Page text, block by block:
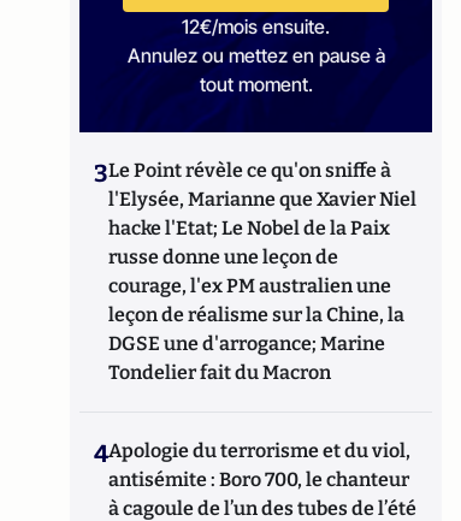
12€/mois ensuite.
Annulez ou mettez en pause à
tout moment.
3Le Point révèle ce qu'on sniffe à
l'Elysée, Marianne que Xavier Niel
hacke l'Etat; Le Nobel de la Paix
russe donne une leçon de
courage, l'ex PM australien une
leçon de réalisme sur la Chine, la
DGSE une d'arrogance; Marine
Tondelier fait du Macron
4Apologie du terrorisme et du viol,
antisémite : Boro 700, le chanteur
à cagoule de l’un des tubes de l’été